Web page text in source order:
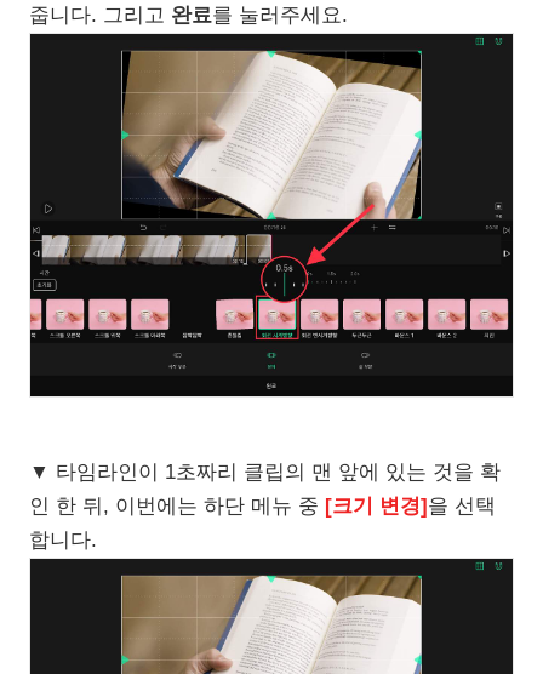
줍니다. 그리고 완료를 눌러주세요.
▼ 타임라인이 1초짜리 클립의 맨 앞에 있는 것을 확
인 한 뒤, 이번에는 하단 메뉴 중 [크기 변경] 을 선택
합니다.